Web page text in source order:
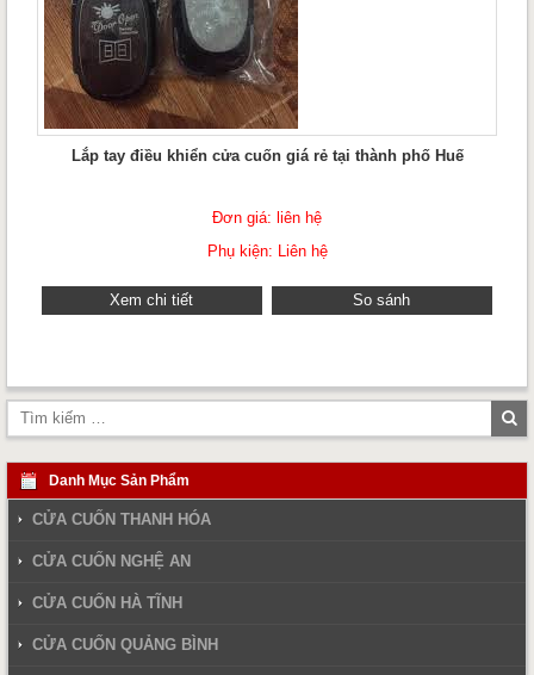
Lắp tay điều khiển cửa cuốn giá rẻ tại thành phố Huế
Đơn giá: liên hệ
Phụ kiện: Liên hệ
Xem chi tiết So sánh
Danh Mục Sản Phẩm
CỬA CUỐN THANH HÓA
CỬA CUỐN NGHỆ AN
CỬA CUỐN HÀ TĨNH
CỬA CUỐN QUẢNG BÌNH